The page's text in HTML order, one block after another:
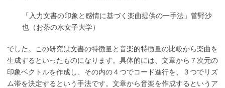
「入力文書の印象と感情に基づく楽曲提供の一手法」菅野沙
也（お茶の水女子大学）
でした。この研究は文書の特徴量と音楽的特徴量の比較から楽曲を
生成するといったものになります。具体的には、文章から７次元の
印象ベクトルを作成し、その内の４つでコード進行を、３つでリズ
ム帯を決定するという手法です。文章から音楽を作成するというア